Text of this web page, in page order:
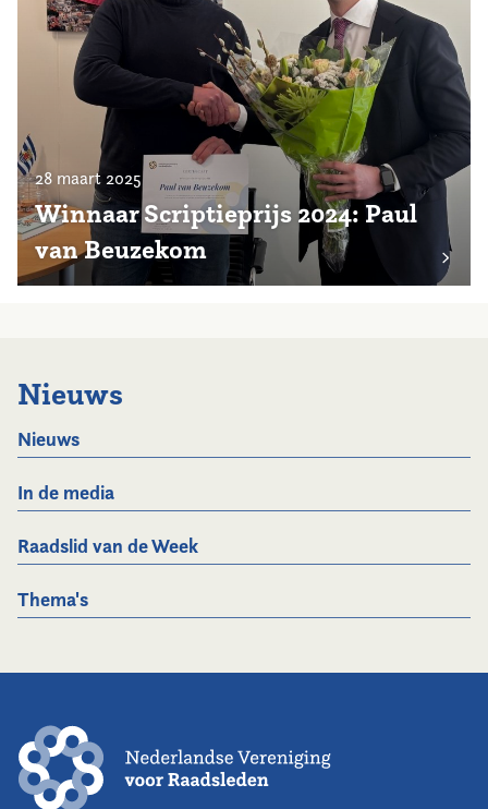
28 maart 2025
Winnaar Scriptieprijs 2024: Paul
van Beuzekom
Nieuws
Nieuws
In de media
Raadslid van de Week
Thema's